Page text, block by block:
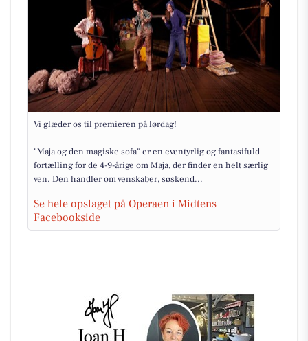
Vi glæder os til premieren på lørdag!
"Maja og den magiske sofa" er en eventyrlig og fantasifuld
fortælling for de 4-9-årige om Maja, der finder en helt særlig
ven. Den handler om venskaber, søskend...
Se hele opslaget på Operaen i Midtens
Facebookside